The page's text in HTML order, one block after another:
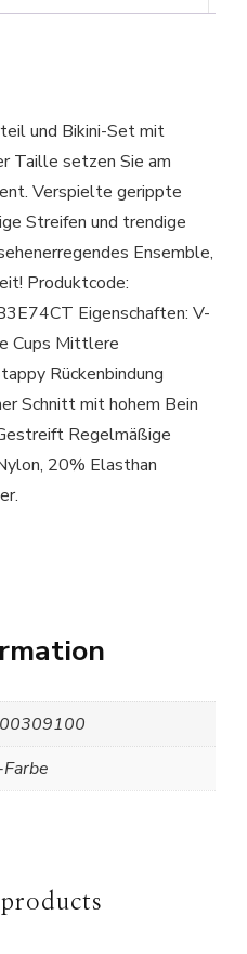
und Bikini-Set mit
Taille setzen Sie am
Verspielte gerippte
Streifen und trendige
Ensemble,
Produktcode:
Eigenschaften: V-
Cups Mittlere
Rückenbindung
Schnitt mit hohem Bein
Regelmäßige
20% Elasthan